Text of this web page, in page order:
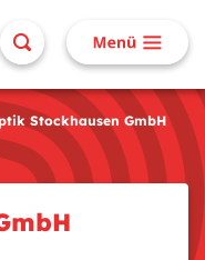
Stockhausen GmbH